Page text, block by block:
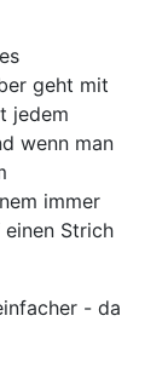
geht mit
jedem
wenn man
immer
Strich
- da